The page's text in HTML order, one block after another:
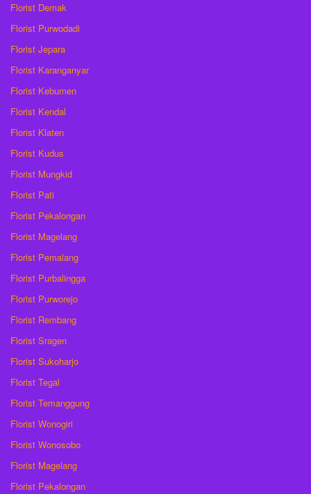
Florist Demak
Florist Purwodadi
Florist Jepara
Florist Karanganyar
Florist Kebumen
Florist Kendal
Florist Klaten
Florist Kudus
Florist Mungkid
Florist Pati
Florist Pekalongan
Florist Magelang
Florist Pemalang
Florist Purbalingga
Florist Purworejo
Florist Rembang
Florist Sragen
Florist Sukoharjo
Florist Tegal
Florist Temanggung
Florist Wonogiri
Florist Wonosobo
Florist Magelang
Florist Pekalongan